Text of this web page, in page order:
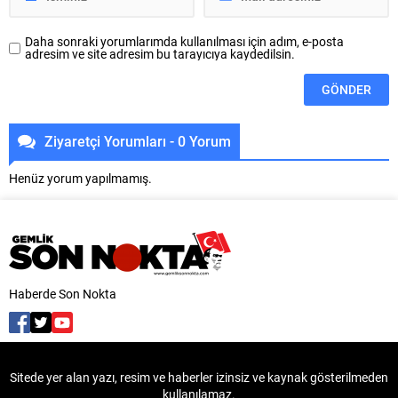
Daha sonraki yorumlarımda kullanılması için adım, e-posta
adresim ve site adresim bu tarayıcıya kaydedilsin.
Ziyaretçi Yorumları - 0 Yorum
Henüz yorum yapılmamış.
Haberde Son Nokta
Sitede yer alan yazı, resim ve haberler izinsiz ve kaynak gösterilmeden
kullanılamaz.